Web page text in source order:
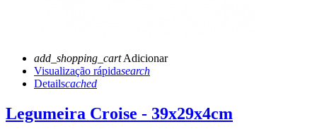
add_shopping_cartAdicionar
Visualização rápidasearch
Detailscached
Legumeira Croise - 39x29x4cm